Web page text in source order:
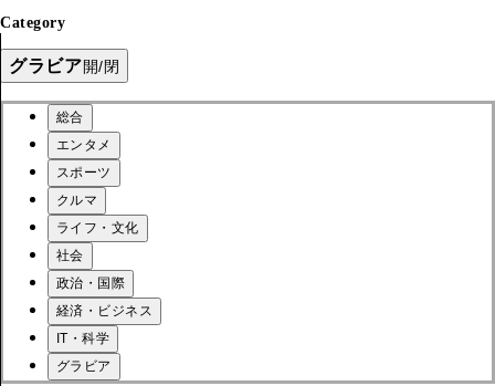
Category
グラビア開/閉
総合
エンタメ
スポーツ
クルマ
ライフ・文化
社会
政治・国際
経済・ビジネス
IT・科学
グラビア